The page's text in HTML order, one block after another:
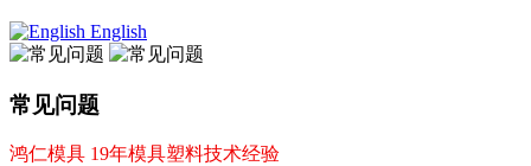
English
常见问题
鸿仁模具 19年模具塑料技术经验